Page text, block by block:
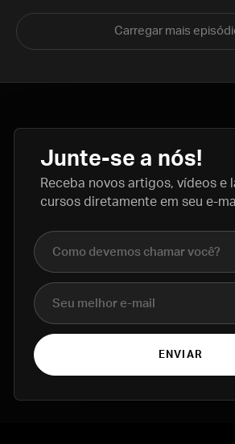
Carregar mais
Junte-se a nós!
Receba novos artigos, vídeos e
cursos diretamente em seu e-
Nome completo
E-mail
ENVIAR